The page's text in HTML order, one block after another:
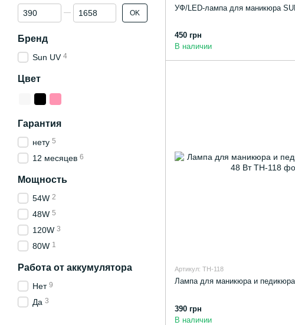
УФ/LED-лампа для маникюра
450 грн
В наличии
Артикул: TH-118
Лампа для маникюра и
390 грн
В наличии
От Цена, грн
До Цена, грн OK
Бренд
Sun UV 4
Цвет
Гарантия
нету 5
12 месяцев 6
Мощность
54W 2
48W 5
120W 3
80W 1
Работа от аккумулятора
Нет 9
Да 3